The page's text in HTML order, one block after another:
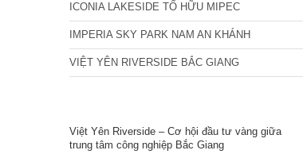
ICONIA LAKESIDE TỐ HỮU MIPEC
IMPERIA SKY PARK NAM AN KHÁNH
VIỆT YÊN RIVERSIDE BẮC GIANG
Việt Yên Riverside – Cơ hội đầu tư vàng giữa
trung tâm công nghiệp Bắc Giang